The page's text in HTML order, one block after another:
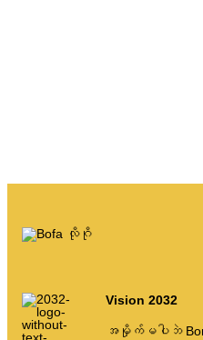
မိမိဘာသာပြုလုပ်ရန်
အမှိုက်ပေါ်တယ်။
ပြက္ခဒိန် စသည်တို့ကို ဗလာ၊
Vision 2032
အမှိုက်မပါဘဲ